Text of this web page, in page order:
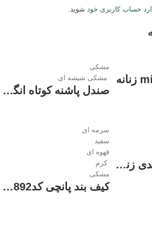
حساب کاربری خود شوید.
مشکی
مشکی شیشه ای
صندل پاشنه کوتاه انگشتی زنانه
کتونی میو میو بندی زنانه
سرمه ای
سفید
قهوه ای
کرم
مشکی
کیف بند پانچی کد1892 زنانه